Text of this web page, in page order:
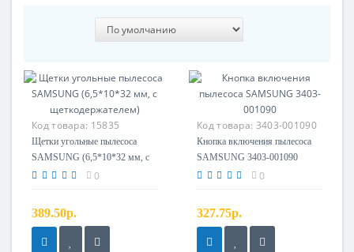
Код товара: 15835
Щетки угольные пылесоса
SAMSUNG (6,5*10*32 мм, с
щеткодержателем)
0
389.50р.
Код товара: 3403-001090
Кнопка включения пылесоса
SAMSUNG 3403-001090
0
327.75р.